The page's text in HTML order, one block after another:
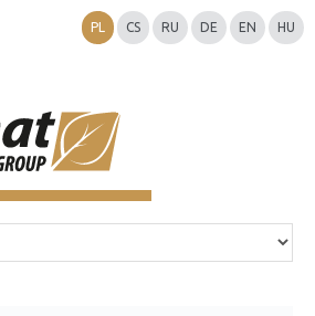
PL CS RU DE EN HU